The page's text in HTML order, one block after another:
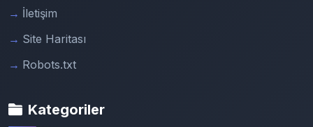
İletişim
Site Haritası
Robots.txt
Kategoriler